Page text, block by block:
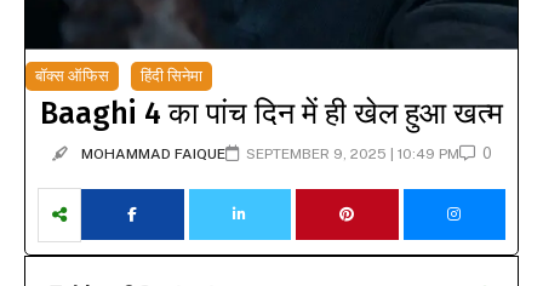
बॉक्स ऑफिस हिंदी सिनेमा
Baaghi 4 का पांच दिन में ही खेल हुआ खत्म
MOHAMMAD FAIQUE SEPTEMBER 9, 2025 | 10:49 PM 0